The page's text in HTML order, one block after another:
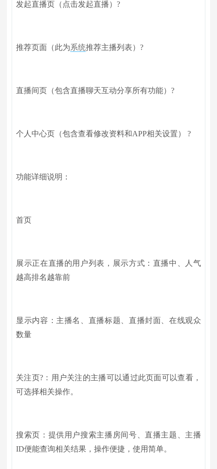
发起直播页（点击发起直播）?
推荐页面（此为系统推荐主播列表）?
直播间页（包含直播聊天互动分享所有功能）?
个人中心页（包含查看修改资料和APP相关设置） ?
功能详细说明：
首页
展示正在直播的用户列表，展示方式：直播中、人气
越高排名越靠前
显示内容：主播名、直播标题、直播封面、在线观众
数量
关注页?：用户关注的主播可以通过此页面可以查看，
可选择相关操作。
搜索页：提供用户搜索主播房间号、直播主题、主播
ID便能查询相关结果，操作便捷，使用简单。